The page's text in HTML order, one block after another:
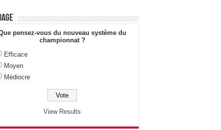
pensez-vous du nouveau système du
championnat ?
Efficace
Moyen
Médiocre
View Results